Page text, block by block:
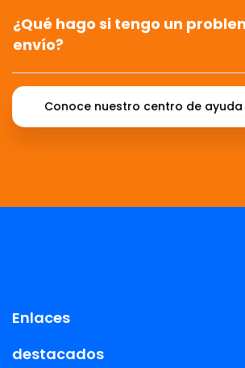
¿Qué hago si tengo un
envío?
Conoce nuestro centro de ayuda
Enlaces
destacados